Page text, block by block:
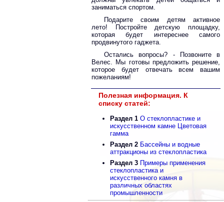
заниматься спортом.
Подарите своим детям активное
лето! Постройте детскую площадку,
которая будет интереснее самого
продвинутого гаджета.
Остались вопросы? - Позвоните в
Велес. Мы готовы предложить решение,
которое будет отвечать всем вашим
пожеланиям!
Полезная информация. К
списку статей:
Раздел 1 О стеклопластике и
искусственном камне Цветовая
гамма
Раздел 2 Бассейны и водные
аттракционы из стеклопластика
Раздел 3 Примеры применения
стеклопластика и
искусственного камня в
различных областях
промышленности